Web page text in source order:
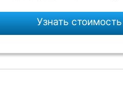
Узнать стоимость